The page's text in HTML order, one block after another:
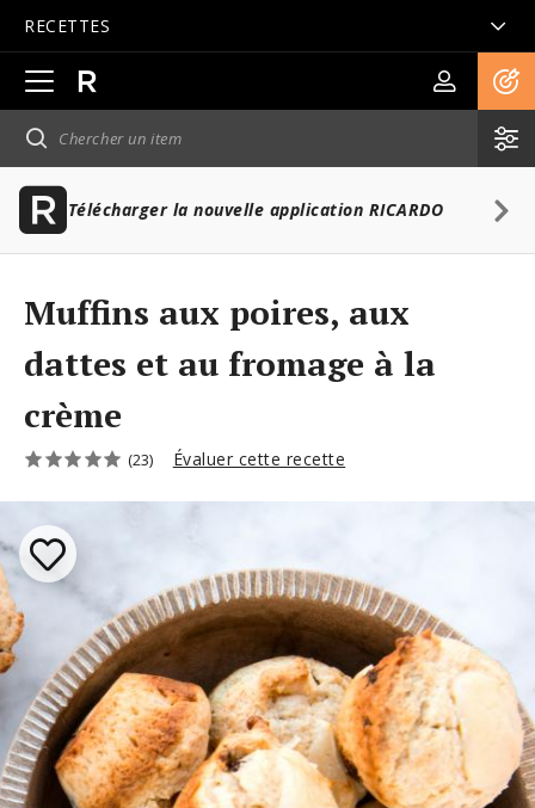
RECETTES
Ouvrir
la
navigation
principale
Télécharger la nouvelle application RICARDO
Muffins aux poires, aux
dattes et au fromage à la
crème
(23) Évaluer cette recette